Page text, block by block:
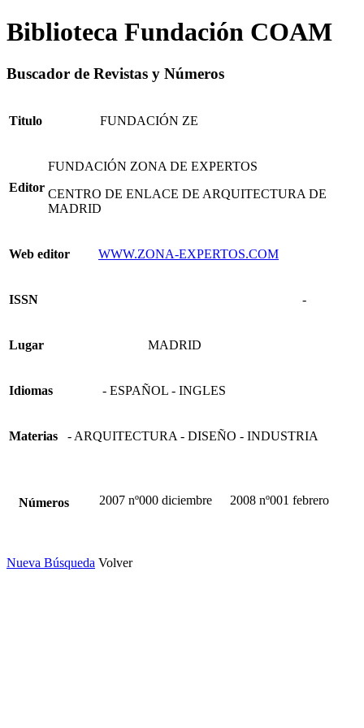
Biblioteca Fundación COAM
Buscador de Revistas y Números
Titulo FUNDACIÓN ZE
Editor
FUNDACIÓN ZONA DE EXPERTOS
CENTRO DE ENLACE DE ARQUITECTURA DE
MADRID
Web editor WWW.ZONA-EXPERTOS.COM
ISSN -
Lugar MADRID
Idiomas - ESPAÑOL - INGLES
Materias - ARQUITECTURA - DISEÑO - INDUSTRIA
Números 2007 nº000 diciembre 2008 nº001 febrero
Nueva Búsqueda Volver